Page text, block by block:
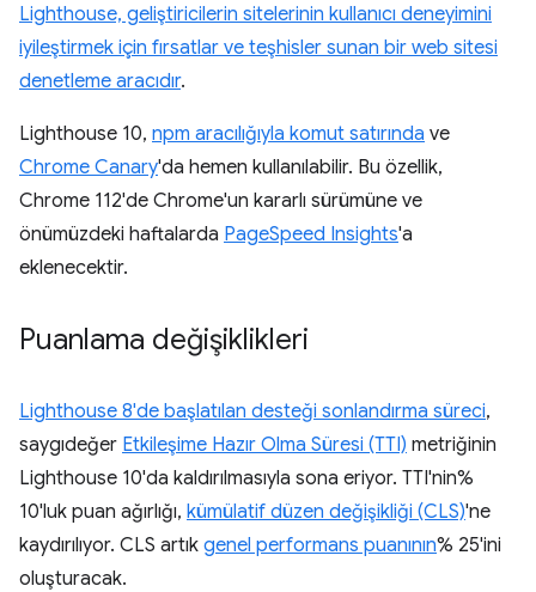
Lighthouse, geliştiricilerin sitelerinin kullanıcı deneyimini
iyileştirmek için fırsatlar ve teşhisler sunan bir web sitesi
denetleme aracıdır.
Lighthouse 10, npm aracılığıyla komut satırında ve
Chrome Canary'da hemen kullanılabilir. Bu özellik,
Chrome 112'de Chrome'un kararlı sürümüne ve
önümüzdeki haftalarda PageSpeed Insights'a
eklenecektir.
Puanlama değişiklikleri
Lighthouse 8'de başlatılan desteği sonlandırma süreci,
saygıdeğer Etkileşime Hazır Olma Süresi (TTI) metriğinin
Lighthouse 10'da kaldırılmasıyla sona eriyor. TTI'nin%
10'luk puan ağırlığı, kümülatif düzen değişikliği (CLS)'ne
kaydırılıyor. CLS artık genel performans puanının% 25'ini
oluşturacak.